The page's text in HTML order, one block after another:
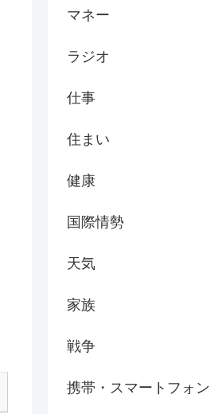
マネー
ラジオ
仕事
住まい
健康
国際情勢
天気
家族
戦争
携帯・スマートフォン